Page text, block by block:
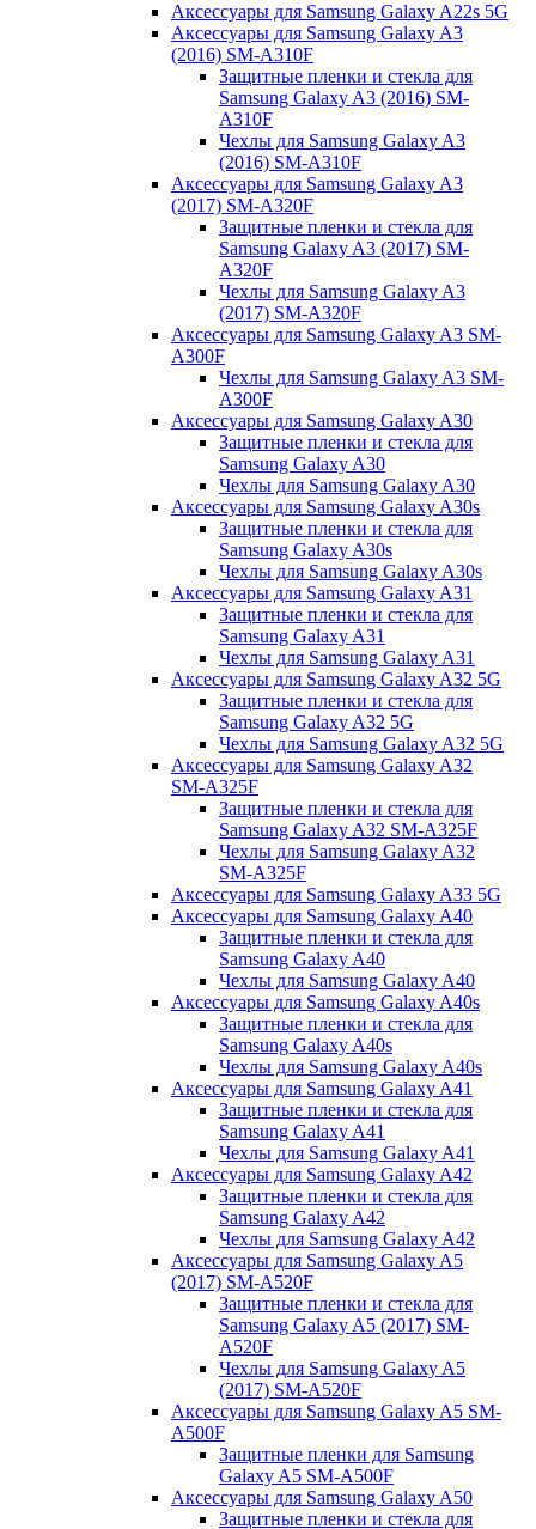
Аксессуары для Samsung Galaxy A22s 5G
Аксессуары для Samsung Galaxy A3
(2016) SM-A310F
Защитные пленки и стекла для
Samsung Galaxy A3 (2016) SM-
A310F
Чехлы для Samsung Galaxy A3
(2016) SM-A310F
Аксессуары для Samsung Galaxy A3
(2017) SM-A320F
Защитные пленки и стекла для
Samsung Galaxy A3 (2017) SM-
A320F
Чехлы для Samsung Galaxy A3
(2017) SM-A320F
Аксессуары для Samsung Galaxy A3 SM-
A300F
Чехлы для Samsung Galaxy A3 SM-
A300F
Аксессуары для Samsung Galaxy A30
Защитные пленки и стекла для
Samsung Galaxy A30
Чехлы для Samsung Galaxy A30
Аксессуары для Samsung Galaxy A30s
Защитные пленки и стекла для
Samsung Galaxy A30s
Чехлы для Samsung Galaxy A30s
Аксессуары для Samsung Galaxy A31
Защитные пленки и стекла для
Samsung Galaxy A31
Чехлы для Samsung Galaxy A31
Аксессуары для Samsung Galaxy A32 5G
Защитные пленки и стекла для
Samsung Galaxy A32 5G
Чехлы для Samsung Galaxy A32 5G
Аксессуары для Samsung Galaxy A32
SM-A325F
Защитные пленки и стекла для
Samsung Galaxy A32 SM-A325F
Чехлы для Samsung Galaxy A32
SM-A325F
Аксессуары для Samsung Galaxy A33 5G
Аксессуары для Samsung Galaxy A40
Защитные пленки и стекла для
Samsung Galaxy A40
Чехлы для Samsung Galaxy A40
Аксессуары для Samsung Galaxy A40s
Защитные пленки и стекла для
Samsung Galaxy A40s
Чехлы для Samsung Galaxy A40s
Аксессуары для Samsung Galaxy A41
Защитные пленки и стекла для
Samsung Galaxy A41
Чехлы для Samsung Galaxy A41
Аксессуары для Samsung Galaxy A42
Защитные пленки и стекла для
Samsung Galaxy A42
Чехлы для Samsung Galaxy A42
Аксессуары для Samsung Galaxy A5
(2017) SM-A520F
Защитные пленки и стекла для
Samsung Galaxy A5 (2017) SM-
A520F
Чехлы для Samsung Galaxy A5
(2017) SM-A520F
Аксессуары для Samsung Galaxy A5 SM-
A500F
Защитные пленки для Samsung
Galaxy A5 SM-A500F
Аксессуары для Samsung Galaxy A50
Защитные пленки и стекла для